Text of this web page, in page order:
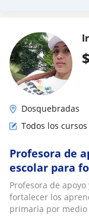
$
Dosquebradas
Todos los cursos
Profesora de
escolar para
las diferentes
medio de
enfocadas a
Profesora de
fortalecer los
primaria por medio